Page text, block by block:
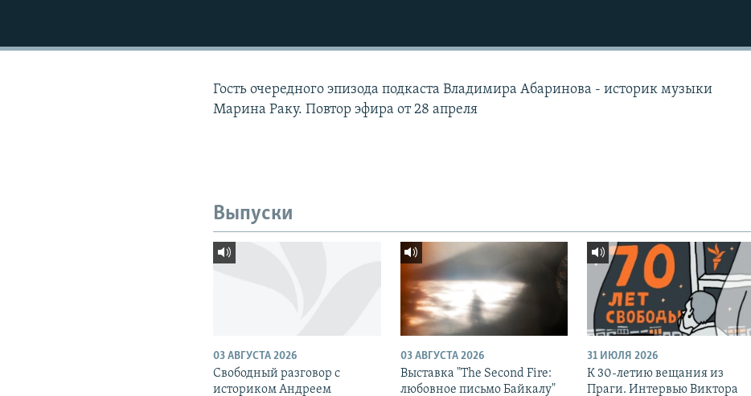
Гость очередного эпизода подкаста Владимира Абаринова - историк музыки
Марина Раку. Повтор эфира от 28 апреля
Выпуски
03 АВГУСТА 2026
Свободный разговор с
историком Андреем
03 АВГУСТА 2026
Выставка "The Second Fire:
любовное письмо Байкалу"
31 ИЮЛЯ 2026
К 30-летию вещания из
Праги. Интервью Виктора